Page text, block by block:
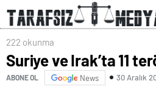
222 okunma
Suriye ve Irak’ta 11
ABONE OL News 30 Aralık